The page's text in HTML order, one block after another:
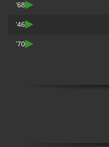
68’
46’
70’